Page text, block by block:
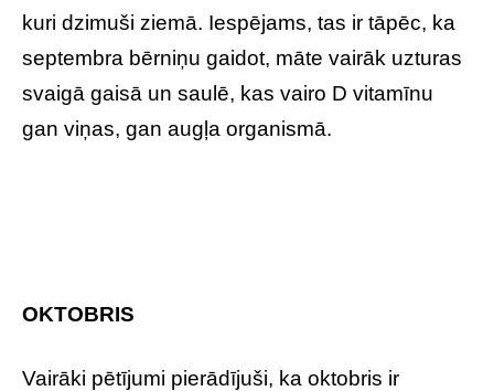
kuri dzimuši ziemā. Iespējams, tas ir tāpēc, ka
septembra bērniņu gaidot, māte vairāk uzturas
svaigā gaisā un saulē, kas vairo D vitamīnu
gan viņas, gan augļa organismā.
OKTOBRIS
Vairāki pētījumi pierādījuši, ka oktobris ir